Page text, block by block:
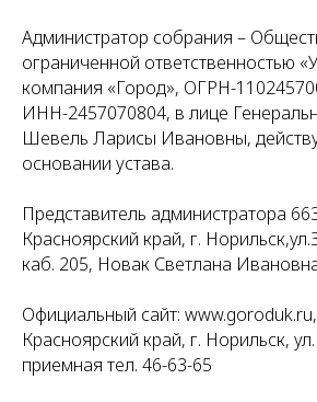
Администратор собрания –
ограниченной ответственностью
компания «Город», ОГРН-
ИНН-2457070804, в лице
Шевель Ларисы Ивановны,
основании устава.
Представитель администратора
Красноярский край, г.
каб. 205, Новак Светлана
Официальный сайт:
Красноярский край, г. Норильск,
приемная тел. 46-63-65